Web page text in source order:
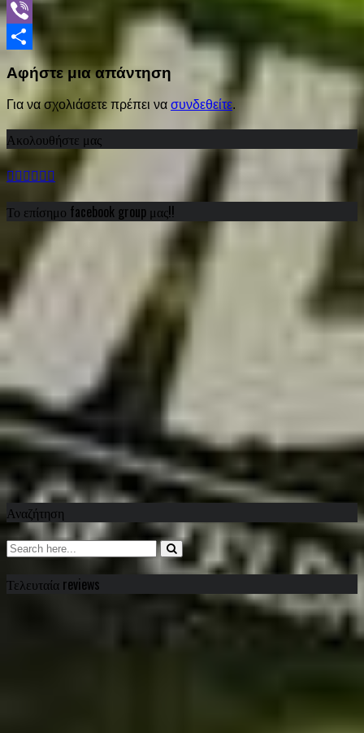
WhatsApp
Viber
Share
Αφήστε μια απάντηση
Για να σχολιάσετε πρέπει να συνδεθείτε.
Ακολουθήστε μας
Το επίσημο facebook group μας!!
Αναζήτηση
Τελευταία reviews